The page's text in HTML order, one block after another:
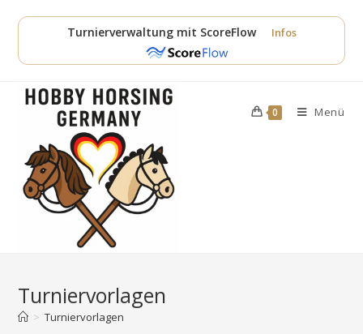
Inhalt
Turnierverwaltung mit ScoreFlow Infos
0 Menü
Turniervorlagen
> Turniervorlagen